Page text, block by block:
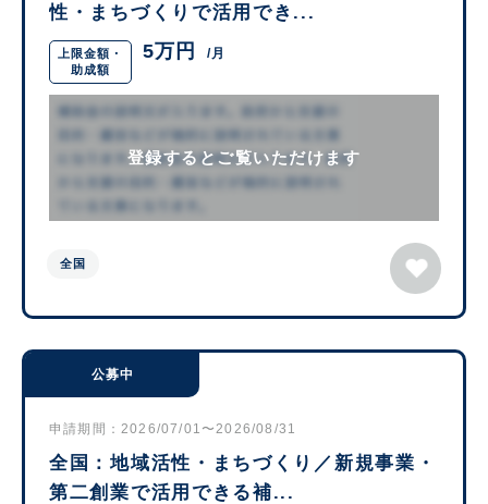
性・まちづくりで活用でき...
上限金額・
助成額
5万円 /月
登録するとご覧いただけます
全国
公募中
申請期間：2026/07/01〜2026/08/31
全国：地域活性・まちづくり／新規事業・
第二創業で活用できる補...